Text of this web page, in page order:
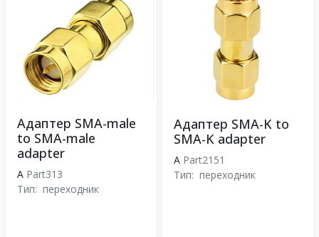
Адаптер SMA-male
to SMA-male
adapter
A Part313
Тип: переходник
Адаптер SMA-K to
SMA-K adapter
A Part2151
Тип: переходник